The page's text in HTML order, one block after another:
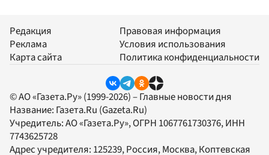
Редакция
Реклама
Карта сайта
Правовая информация
Условия использования
Политика конфиденциальности
© АО «Газета.Ру» (1999-2026) – Главные новости дня
Название: Газета.Ru (Gazeta.Ru)
Учредитель:АО «Газета.Ру», ОГРН 1067761730376, ИНН
7743625728
Адрес учредителя: 125239, Россия, Москва, Коптевская